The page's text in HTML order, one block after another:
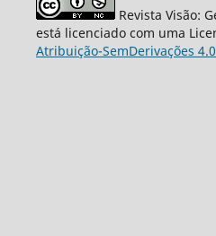
Revista Visão:
está licenciado com uma
Atribuição-SemDerivações